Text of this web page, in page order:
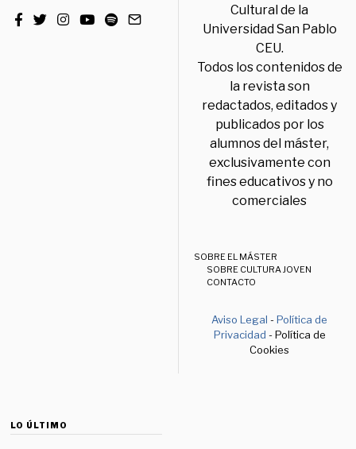
Cultural de la
Universidad San Pablo
CEU.
Todos los contenidos de
la revista son
redactados, editados y
publicados por los
alumnos del máster,
exclusivamente con
fines educativos y no
comerciales
SOBRE EL MÁSTER
SOBRE CULTURA JOVEN
CONTACTO
Aviso Legal -Política de
Privacidad - Política de
Cookies
LO ÚLTIMO